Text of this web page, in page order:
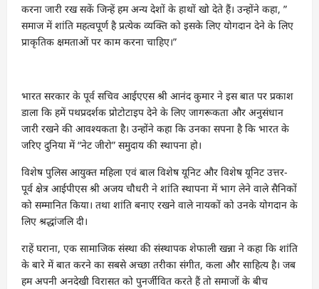
करना जारी रख सकें जिन्हें हम अन्य देशों के हाथों खो देते हैं। उन्होंने कहा, ”
समाज में शांति महत्वपूर्ण है प्रत्येक व्यक्ति को इसके लिए योगदान देने के लिए
प्राकृतिक क्षमताओं पर काम करना चाहिए।”
भारत सरकार के पूर्व सचिव आईएएस श्री आनंद कुमार ने इस बात पर प्रकाश
डाला कि हमें पथप्रदर्शक प्रोटोटाइप देने के लिए जागरूकता और अनुसंधान
जारी रखने की आवश्यकता है। उन्होंने कहा कि उनका सपना है कि भारत के
जरिए दुनिया में “नेट जीरो” समुदाय की स्थापना हो।
विशेष पुलिस आयुक्त महिला एवं बाल विशेष यूनिट और विशेष यूनिट उत्तर-
पूर्व क्षेत्र आईपीएस श्री अजय चौधरी ने शांति स्थापना में भाग लेने वाले सैनिकों
को सम्मानित किया। तथा शांति बनाए रखने वाले नायकों को उनके योगदान के
लिए श्रद्धांजलि दी।
राहें घराना, एक सामाजिक संस्था की संस्थापक शेफाली खन्ना ने कहा कि शांति
के बारे में बात करने का सबसे अच्छा तरीका संगीत, कला और साहित्य है। जब
हम अपनी अनदेखी विरासत को पुनर्जीवित करते हैं तो समाजों के बीच